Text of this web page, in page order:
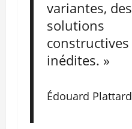
variantes, des
solutions
constructives
inédites. »
Édouard Plattard